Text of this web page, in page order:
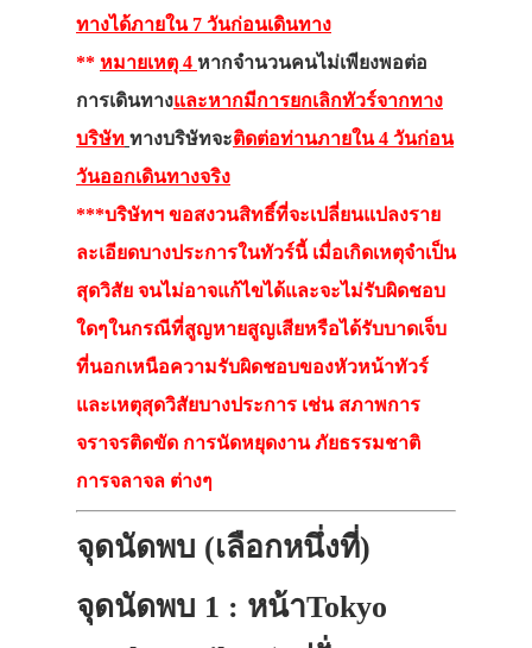
ทางได้ภายใน 7 วันก่อนเดินทาง
** หมายเหตุ 4 หากจำนวนคนไม่เพียงพอต่อ
การเดินทางและหากมีการยกเลิกทัวร์จากทาง
บริษัท ทางบริษัทจะติดต่อท่านภายใน 4 วันก่อน
วันออกเดินทางจริง
***บริษัทฯ ขอสงวนสิทธิ์ที่จะเปลี่ยนแปลงราย
ละเอียดบางประการในทัวร์นี้ เมื่อเกิดเหตุจำเป็น
สุดวิสัย จนไม่อาจแก้ไขได้และจะไม่รับผิดชอบ
ใดๆในกรณีที่สูญหายสูญเสียหรือได้รับบาดเจ็บ
ที่นอกเหนือความรับผิดชอบของหัวหน้าทัวร์
และเหตุสุดวิสัยบางประการ เช่น สภาพการ
จราจรติดขัด การนัดหยุดงาน ภัยธรรมชาติ
การจลาจล ต่างๆ
จุดนัดพบ (เลือกหนึ่งที่)
จุดนัดพบ 1 : หน้าTokyo